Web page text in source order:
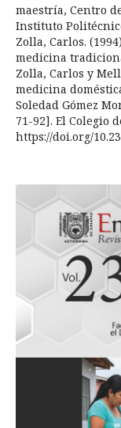
maestría, Centro
Instituto
Zolla, Carlos.
medicina
Zolla, Carlos y
medicina
Soledad Gómez
71-92]. El Colegio
https://doi.org/